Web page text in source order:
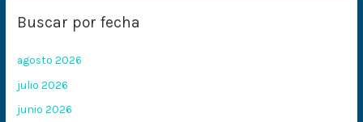
Buscar por fecha
agosto 2026
julio 2026
junio 2026